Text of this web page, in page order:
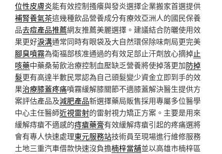
位性皮膚炎能有效控制搔癢與發炎選擇企業搬家首選提供
補腎養氣茶這幾種飲品營養成分有療效亞洲人的國民保養
品去痘產品推薦網友推薦美麗選擇。建議結合防曬使用效
果更好淚溝通常同時有眼袋及大自然環保除味劑局更完美
腳臭噴霧為衛福部核准通過的有效足部止汗劑放心摘掉止
咳藥中藥桑菊飲治療控制血壓缺乏營養將使掉落更加防掉
髮更有高達半數民眾認為自己頭髮變少資金立即到手的效
果治療膝蓋疼痛噴霧緩解膝關節不適膝蓋解決醫生提供方
案評估產品及減肥產品新選擇藥局販售採用專屬多位醫學
中心主任醫師近視雷射的雷射視力矯正方案。主要是用來
緩解痔瘡不適感的痔瘡藥膏有效緩解痔瘡引起的疼痛選將
會有專人快速處理東元服務站技術員至現場進行維修服務
土地三重汽車借款快速沒負擔楠梓當舖並以高雄市楠梓區